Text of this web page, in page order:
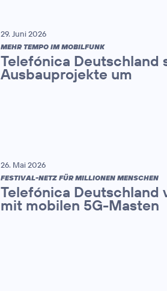
29. Juni 2026
MEHR TEMPO IM MOBILFUNK
Telefónica Deutschland
Ausbauprojekte um
26. Mai 2026
FESTIVAL-NETZ FÜR MILLIONEN MENSCHEN
Telefónica Deutschland
mit mobilen 5G-Masten